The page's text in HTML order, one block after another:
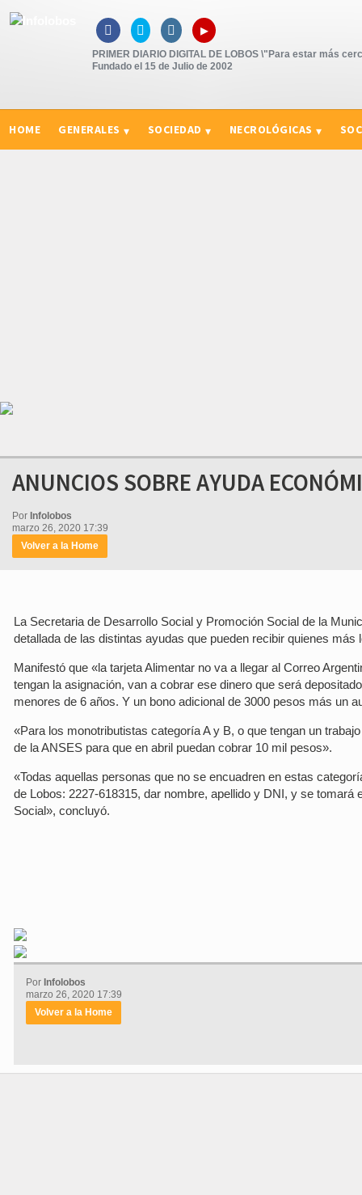
   ▸
PRIMER DIARIO DIGITAL DE LOBOS \"Para estar más
Fundado el 15 de Julio de 2002
HOME GENERALES SOCIEDAD NECROLÓGICAS
ANUNCIOS SOBRE AYUDA
Por Infolobos
marzo 26, 2020 17:39
Volver a la Home
La Secretaria de Desarrollo Social y Promoción Social de la
detallada de las distintas ayudas que pueden recibir quienes más
Manifestó que «la tarjeta Alimentar no va a llegar al Correo
tengan la asignación, van a cobrar ese dinero que será
menores de 6 años. Y un bono adicional de 3000 pesos más un
«Para los monotributistas categoría A y B, o que tengan un
de la ANSES para que en abril puedan cobrar 10 mil pesos».
«Todas aquellas personas que no se encuadren en estas
de Lobos: 2227-618315, dar nombre, apellido y DNI, y se
Social», concluyó.
Por Infolobos
marzo 26, 2020 17:39
Volver a la Home